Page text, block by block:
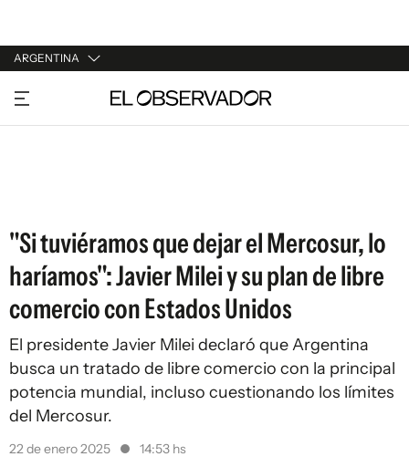
ARGENTINA
URUGUAY
ARGENTINA
"Si tuviéramos que dejar el Mercosur, lo
haríamos": Javier Milei y su plan de libre
comercio con Estados Unidos
El presidente Javier Milei declaró que Argentina
busca un tratado de libre comercio con la principal
potencia mundial, incluso cuestionando los límites
del Mercosur.
22 de enero 2025 14:53 hs